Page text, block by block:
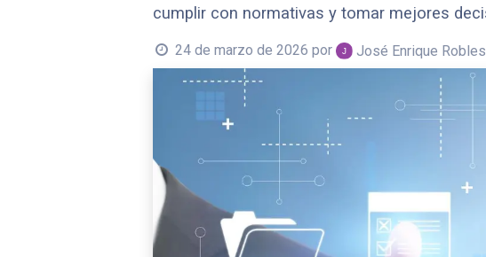
cumplir con normativas y tomar mejores
24 de marzo de 2026 por José Enrique Robles